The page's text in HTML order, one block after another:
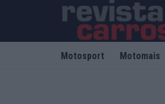
Motosport Motomais